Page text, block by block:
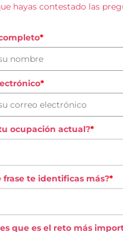
hayas contestado las
*
*
ocupación actual?*
frase te identificas más?*
que es el reto más